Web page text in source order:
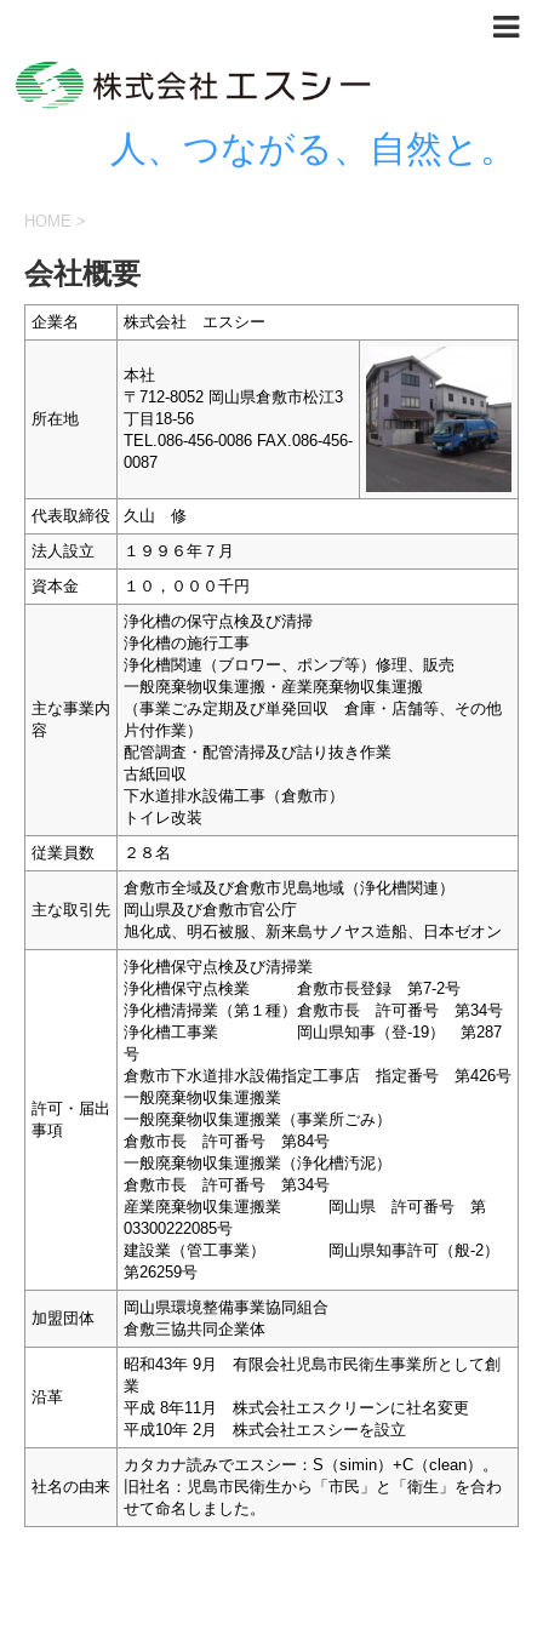
人、つながる、自然と。
HOME >
会社概要
企業名 株式会社 エスシー
所在地
本社
〒712-8052 岡山県倉敷市松江3
丁目18-56
TEL.086-456-0086 FAX.086-456-
0087
代表取締役
久山 修
法人設立
１９９６年７月
資本金
１０，０００千円
主な事業内
容
浄化槽の保守点検及び清掃
浄化槽の施行工事
浄化槽関連（ブロワー、ポンプ等）修理、販売
一般廃棄物収集運搬・産業廃棄物収集運搬
（事業ごみ定期及び単発回収 倉庫・店舗等、その他
片付作業）
配管調査・配管清掃及び詰り抜き作業
古紙回収
下水道排水設備工事（倉敷市）
トイレ改装
従業員数
２８名
主な取引先
倉敷市全域及び倉敷市児島地域（浄化槽関連）
岡山県及び倉敷市官公庁
旭化成、明石被服、新来島サノヤス造船、日本ゼオン
許可・届出
事項
浄化槽保守点検及び清掃業
浄化槽保守点検業 倉敷市長登録 第7-2号
浄化槽清掃業（第１種）倉敷市長 許可番号 第34号
浄化槽工事業 岡山県知事（登-19） 第287
号
倉敷市下水道排水設備指定工事店 指定番号 第426号
一般廃棄物収集運搬業
一般廃棄物収集運搬業（事業所ごみ）
倉敷市長 許可番号 第84号
一般廃棄物収集運搬業（浄化槽汚泥）
倉敷市長 許可番号 第34号
産業廃棄物収集運搬業 岡山県 許可番号 第
03300222085号
建設業（管工事業） 岡山県知事許可（般-2）
第26259号
加盟団体
岡山県環境整備事業協同組合
倉敷三協共同企業体
沿革
昭和43年 9月 有限会社児島市民衛生事業所として創
業
平成 8年11月 株式会社エスクリーンに社名変更
平成10年 2月 株式会社エスシーを設立
社名の由来
カタカナ読みでエスシー：S（simin）+C（clean）。
旧社名：児島市民衛生から「市民」と「衛生」を合わ
せて命名しました。